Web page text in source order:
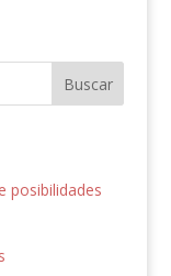
posibilidades